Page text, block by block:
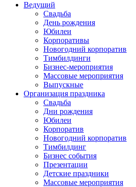
Ведущий
Свадьба
День рождения
Юбилеи
Корпоративы
Новогодний корпоратив
Тимбилдинги
Бизнес-мероприятия
Массовые мероприятия
Выпускные
Организация праздника
Свадьба
Дни рождения
Юбилеи
Корпоратив
Новогодний корпоратив
Тимбилдинг
Бизнес события
Презентации
Детские праздники
Массовые мероприятия